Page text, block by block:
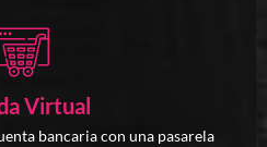
Virtual
bancaria con una pasarela